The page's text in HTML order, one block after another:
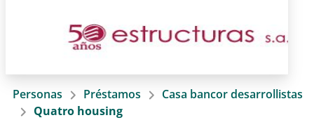
Personas Préstamos
Casa bancor desarrollistas
Quatro housing